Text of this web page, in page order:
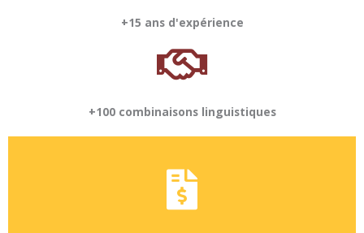
+15 ans d'expérience
+100 combinaisons linguistiques